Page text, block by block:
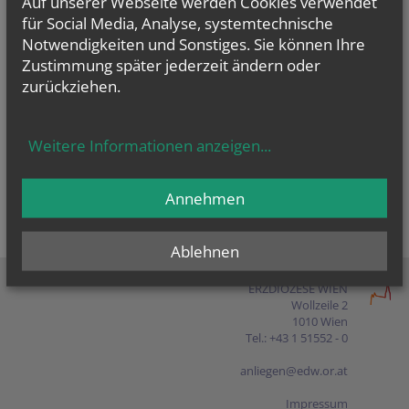
Presse
Shop
ERZDIÖZESE WIEN
Wollzeile 2
1010 Wien
Tel.: +43 1 51552 - 0
anliegen@edw.or.at
Impressum
für Social Media, Analyse, systemtechnische
Notwendigkeiten und Sonstiges. Sie können Ihre
Zustimmung später jederzeit ändern oder
zurückziehen.
Weitere Informationen anzeigen...
Ablehnen
Annehmen